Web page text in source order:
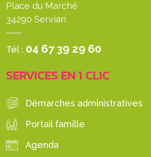
Place du Marché
34290 Servian
Tél : 04 67 39 29 60
SERVICES EN 1 CLIC
Démarches administratives
Portail famille
Agenda